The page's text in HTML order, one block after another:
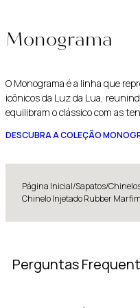
Monograma
O Monograma é a linha que
icônicos da Luz da Lua,
equilibram o clássico com as
DESCUBRA A COLEÇÃO
Página Inicial/Sapatos/
Chinelo Injetado Rubber
Perguntas